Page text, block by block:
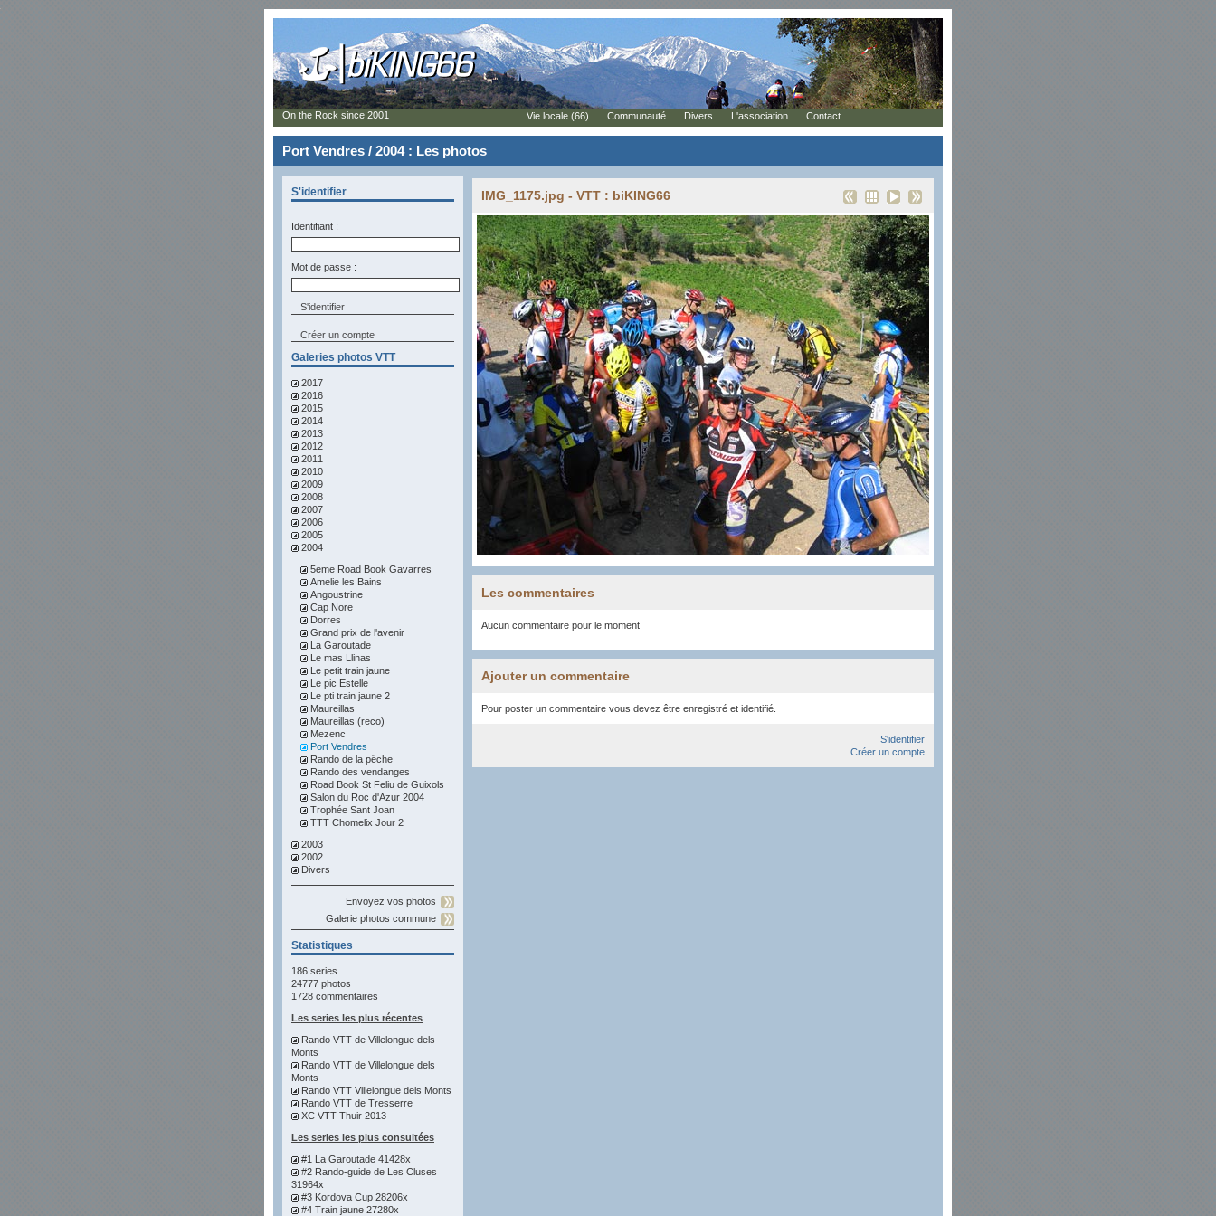
Port Vendres / 2004 : Les photos
S'identifier
Identifiant :
Mot de passe :
Créer un compte
Galeries photos VTT
2017
2016
2015
2014
2013
2012
2011
2010
2009
2008
2007
2006
2005
2004
5eme Road Book Gavarres
Amelie les Bains
Angoustrine
Cap Nore
Dorres
Grand prix de l'avenir
La Garoutade
Le mas Llinas
Le petit train jaune
Le pic Estelle
Le pti train jaune 2
Maureillas
Maureillas (reco)
Mezenc
Port Vendres
Rando de la pêche
Rando des vendanges
Road Book St Feliu de Guixols
Salon du Roc d'Azur 2004
Trophée Sant Joan
TTT Chomelix Jour 2
2003
2002
Divers
Envoyez vos photos
Galerie photos commune
Statistiques
186 series
24777 photos
1728 commentaires
Les series les plus récentes
Rando VTT de Villelongue dels
Monts
Rando VTT de Villelongue dels
Monts
Rando VTT Villelongue dels Monts
Rando VTT de Tresserre
XC VTT Thuir 2013
Les series les plus consultées
#1 La Garoutade 41428x
#2 Rando-guide de Les Cluses
31964x
#3 Kordova Cup 28206x
#4 Train jaune 27280x
IMG_1175.jpg - VTT : biKING66
Les commentaires
Aucun commentaire pour le moment
Ajouter un commentaire
Pour poster un commentaire vous devez être enregistré et identifié.
S'identifier
Créer un compte
On the Rock since 2001 Vie locale (66) Communauté Divers L'association Contact